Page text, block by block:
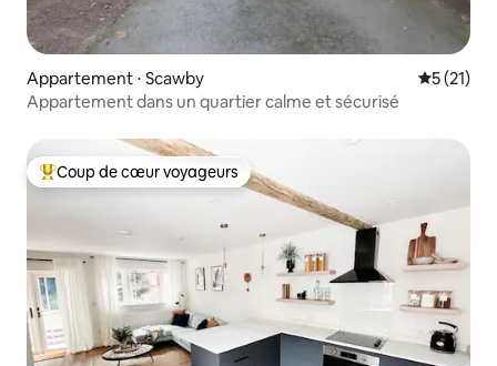
Appartement ⋅ Scawby
5 (21)
Appartement dans un quartier calme et sécurisé
Coups de cœur voyageurs les plus appréciés
Coup de cœur voyageurs